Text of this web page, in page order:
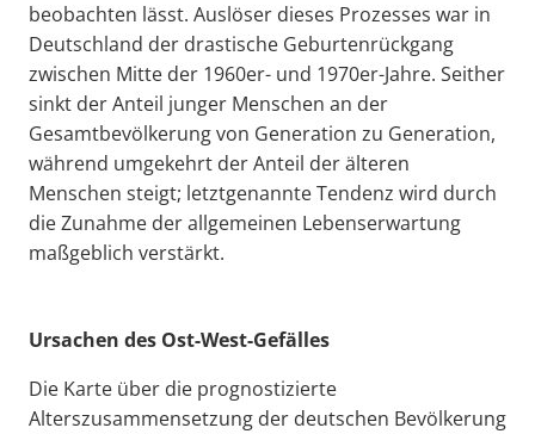
beobachten lässt. Auslöser dieses Prozesses war in
Deutschland der drastische Geburtenrückgang
zwischen Mitte der 1960er- und 1970er-Jahre. Seither
sinkt der Anteil junger Menschen an der
Gesamtbevölkerung von Generation zu Generation,
während umgekehrt der Anteil der älteren
Menschen steigt; letztgenannte Tendenz wird durch
die Zunahme der allgemeinen Lebenserwartung
maßgeblich verstärkt.
Ursachen des Ost-West-Gefälles
Die Karte über die prognostizierte
Alterszusammensetzung der deutschen Bevölkerung